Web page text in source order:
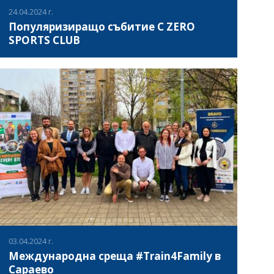
24.04.2024 г.
Популяризиращо събитие C ZERO
SPORTS CLUB
в рамките на инициативата "Carbon Neutral Sports Clubs
Network – C ZERO SPORT CLUBS". Проекта има за цел да
насърчи малките европейски спортни клубове да
предприемат конкретни действия в подкрепа на
опазването на климата, като усвоят екосъобразен
подход към управление и използват дигитални
инструменти. Участници в събитието бяха студентите от
катедра "Борба и джудо" на Национална спортна
академия "Васил Левски". Студентите изпълниха
практическа активност - почистиха зелените площи на
Академията, подчертавайки важността на грижата за
природата и нейното опазване. Този пример показва,
че грижата за околната среда трябва да бъде приоритет
ВИЖ ПОВЕЧЕ
03.04.2024 г.
Международна среща #Train4Family в
Сараево